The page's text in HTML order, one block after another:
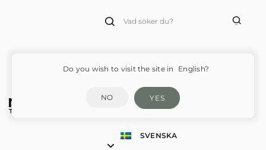
SVENSKA
Do you wish to visit the site in English?
NO YES